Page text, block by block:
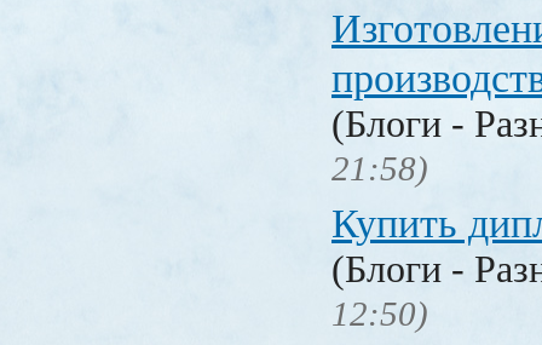
(Блоги -
21:58)
Купить
(Блоги -
12:50)